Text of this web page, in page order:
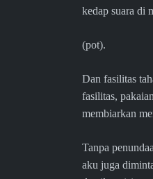
kedap suara di
(pot).
Dan fasilitas
fasilitas,
membiarkan
Tanpa
aku juga